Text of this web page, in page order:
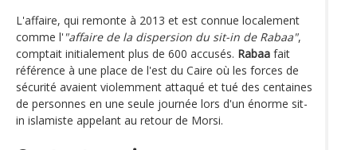
L'affaire, qui remonte à 2013 et est connue localement
comme l' "affaire de la dispersion du sit-in de Rabaa",
comptait initialement plus de 600 accusés. Rabaa fait
référence à une place de l'est du Caire où les forces de
sécurité avaient violemment attaqué et tué des centaines
de personnes en une seule journée lors d'un énorme sit-
in islamiste appelant au retour de Morsi.